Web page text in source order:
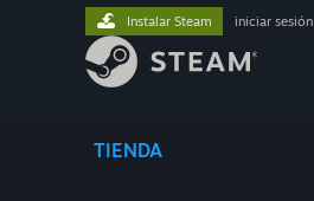
TIENDA
Instalar Steam iniciar sesión